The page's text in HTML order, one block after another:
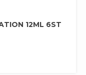
12ML 6ST